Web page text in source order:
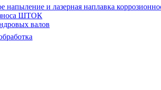
напыление и лазерная наплавка
ШТОК
валов